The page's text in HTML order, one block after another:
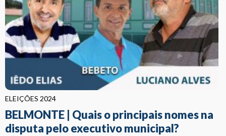
ELEIÇÕES 2024
BELMONTE | Quais o principais nomes na
disputa pelo executivo municipal?